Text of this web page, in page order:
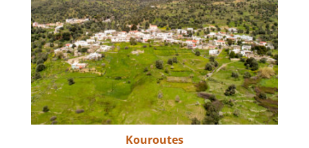
Kouroutes